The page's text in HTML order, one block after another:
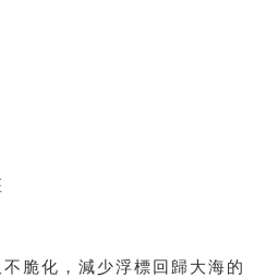
脆化，減少浮標回歸大海的